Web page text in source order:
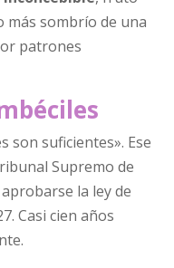
más sombrío de una
patrones
son suficientes». Ese
Supremo de
la ley de
Casi cien años